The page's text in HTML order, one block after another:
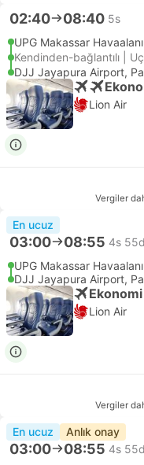
02:40 08:40 5s
UPG Makassar
Kendinden-bağlantılı |
DJJ Jayapura Airport,
Lion Air
Vergiler
En ucuz
03:00 08:55 4s 55d
UPG Makassar
DJJ Jayapura Airport,
Lion Air
Vergiler
En ucuz Anlık onay
03:00 08:55 4s 55d